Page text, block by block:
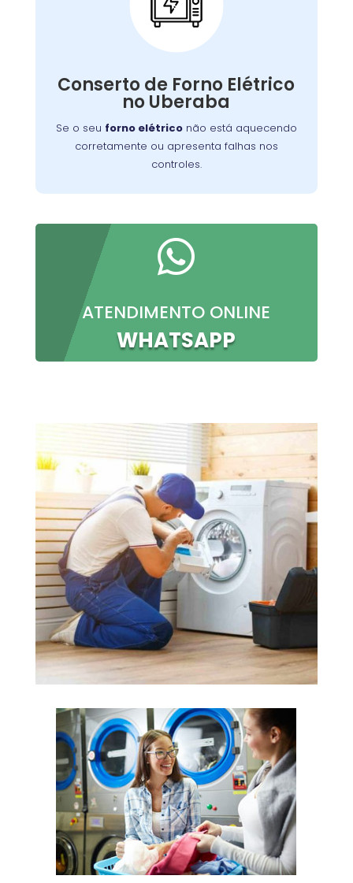
Conserto de Forno Elétrico
no Uberaba
Se o seu forno elétriconão está aquecendo
corretamente ou apresenta falhas nos
controles.
Conserto de Forno
Elétrico:
o problema, permitindo que você continue a
preparar suas refeições favoritas sem

ATENDIMENTO ONLINE
WHATSAPP